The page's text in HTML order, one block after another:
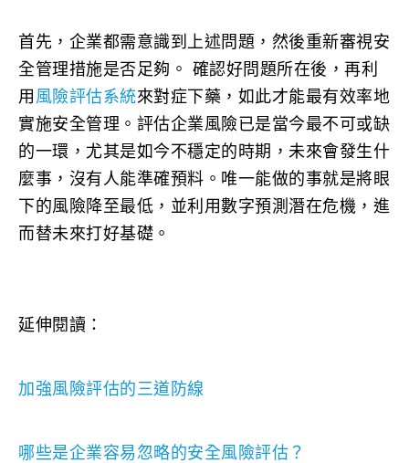
首先，企業都需意識到上述問題，然後重新審視安
全管理措施是否足夠。 確認好問題所在後，再利
用 風險評估系統來對症下藥，如此才能最有效率地
實施安全管理。評估企業風險已是當今最不可或缺
的一環，尤其是如今不穩定的時期，未來會發生什
麼事，沒有人能準確預料。唯一能做的事就是將眼
下的風險降至最低，並利用數字預測潛在危機，進
而替未來打好基礎。
延伸閱讀：
加強風險評估的三道防線
哪些是企業容易忽略的安全風險評估？